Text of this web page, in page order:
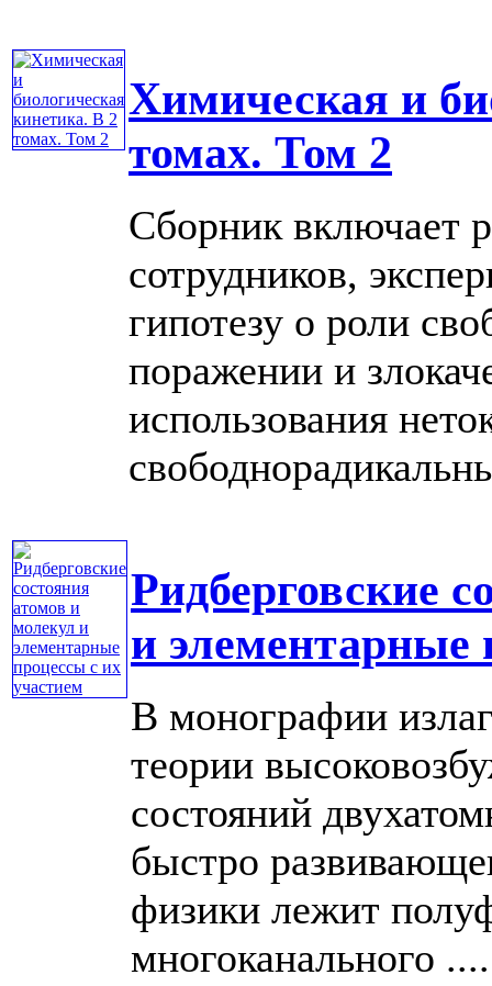
Химическая и
томах. Том 2
Сборник включает
сотрудников,
гипотезу о роли
поражении и
использования
Ридберговские
и элементарные
В монографии
теории
состояний
быстро
физики лежит
многоканального